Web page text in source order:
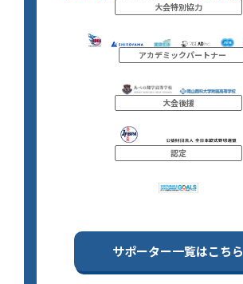
大会特別協力
アカデミックパートナー
大会後援
認定
サポーター一覧はこちら